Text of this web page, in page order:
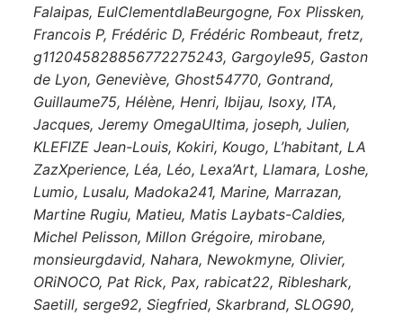
Falaipas, EulClementdlaBeurgogne, Fox Plissken,
Francois P, Frédéric D, Frédéric Rombeaut, fretz,
g112045828856772275243, Gargoyle95, Gaston
de Lyon, Geneviève, Ghost54770, Gontrand,
Guillaume75, Hélène, Henri, Ibijau, Isoxy, ITA,
Jacques, Jeremy OmegaUltima, joseph, Julien,
KLEFIZE Jean-Louis, Kokiri, Kougo, L’habitant, LA
ZazXperience, Léa, Léo, Lexa’Art, Llamara, Loshe,
Lumio, Lusalu, Madoka241, Marine, Marrazan,
Martine Rugiu, Matieu, Matis Laybats-Caldies,
Michel Pelisson, Millon Grégoire, mirobane,
monsieurgdavid, Nahara, Newokmyne, Olivier,
ORiNOCO, Pat Rick, Pax, rabicat22, Ribleshark,
Saetill, serge92, Siegfried, Skarbrand, SLOG90,